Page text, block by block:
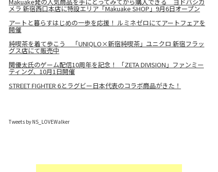
メラ 新宿西口本店に特設エリア「Makuake SHOP」9月6日オープン
アートと暮らすはじめの一歩を応援！ ルミネゼロにてアートフェアを
開催
純喫茶を着て歩こう 「UNIQLO×新宿純喫茶」ユニクロ 新宿フラッ
グス店にて販売中
関優太氏のゲーム配信10周年を記念！ 「ZETA DIVISION」ファンミー
ティング、10月1日開催
STREET FIGHTER 6とラグビー日本代表のコラボ商品がきた！
Tweets by NS_LOVEWalker